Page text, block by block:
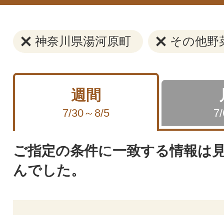
神奈川県湯河原町 その他野
週間
7/30～8/5
ご指定の条件に一致する情報は
んでした。